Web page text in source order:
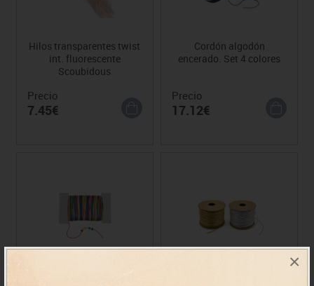
×
Hilos transparentes twist
int. fluorescente
Scoubidous
Precio
7.45€
Cordón algodón
encerado. Set 4 colores
Precio
17.12€
Cordón arco iris satinado